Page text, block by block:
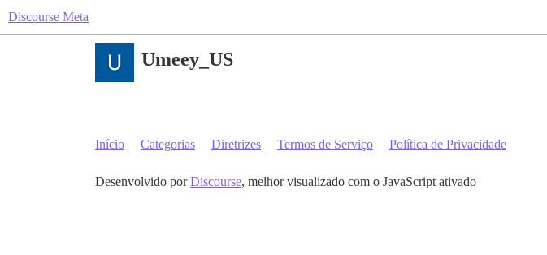
Discourse Meta
Umeey_US
Início Categorias Diretrizes Termos de Serviço Política de Privacidade
Desenvolvido porDiscourse, melhor visualizado com o JavaScript ativado